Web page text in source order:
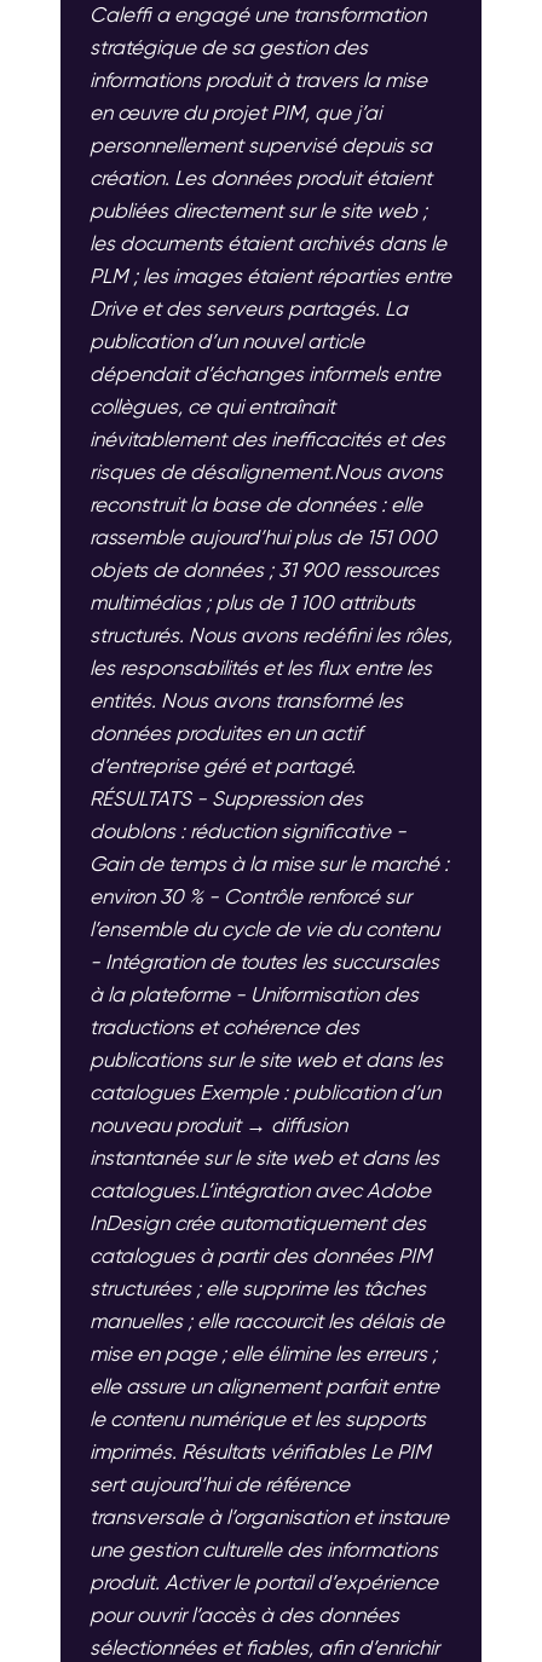
Caleffi a engagé une transformation
stratégique de sa gestion des
informations produit à travers la mise
en œuvre du projet PIM, que j’ai
personnellement supervisé depuis sa
création. Les données produit étaient
publiées directement sur le site web ;
les documents étaient archivés dans le
PLM ; les images étaient réparties entre
Drive et des serveurs partagés. La
publication d’un nouvel article
dépendait d’échanges informels entre
collègues, ce qui entraînait
inévitablement des inefficacités et des
risques de désalignement.Nous avons
reconstruit la base de données : elle
rassemble aujourd’hui plus de 151 000
objets de données ; 31 900 ressources
multimédias ; plus de 1 100 attributs
structurés. Nous avons redéfini les rôles,
les responsabilités et les flux entre les
entités. Nous avons transformé les
données produites en un actif
d’entreprise géré et partagé.
RÉSULTATS - Suppression des
doublons : réduction significative -
Gain de temps à la mise sur le marché :
environ 30 % - Contrôle renforcé sur
l’ensemble du cycle de vie du contenu
- Intégration de toutes les succursales
à la plateforme - Uniformisation des
traductions et cohérence des
publications sur le site web et dans les
catalogues Exemple : publication d’un
nouveau produit → diffusion
instantanée sur le site web et dans les
catalogues.L’intégration avec Adobe
InDesign crée automatiquement des
catalogues à partir des données PIM
structurées ; elle supprime les tâches
manuelles ; elle raccourcit les délais de
mise en page ; elle élimine les erreurs ;
elle assure un alignement parfait entre
le contenu numérique et les supports
imprimés. Résultats vérifiables Le PIM
sert aujourd’hui de référence
transversale à l’organisation et instaure
une gestion culturelle des informations
produit. Activer le portail d’expérience
pour ouvrir l’accès à des données
sélectionnées et fiables, afin d’enrichir